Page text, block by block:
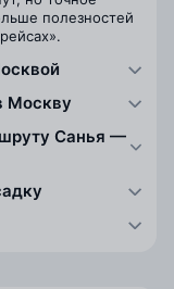
полезностей
Москву
Санья —